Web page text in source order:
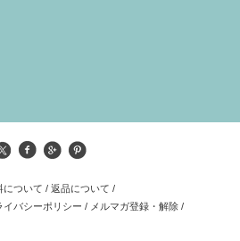
について / 返品について /
イバシーポリシー / メルマガ登録・解除 /